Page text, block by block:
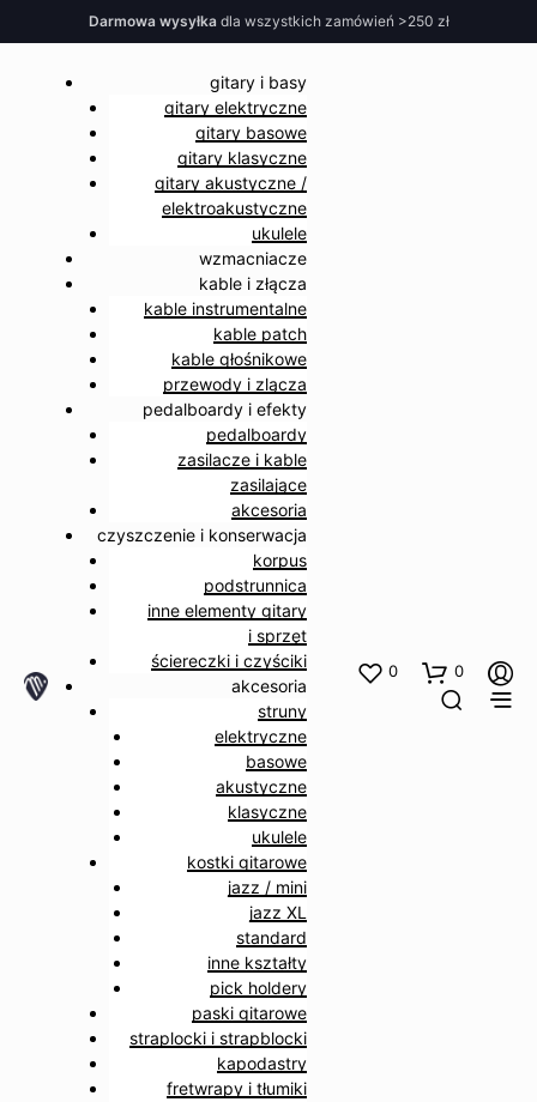
Darmowa wysyłka dla wszystkich zamówień >250 zł
gitary i basy
gitary elektryczne
gitary basowe
gitary klasyczne
gitary akustyczne /
elektroakustyczne
ukulele
wzmacniacze
kable i złącza
kable instrumentalne
kable patch
kable głośnikowe
przewody i zlącza
pedalboardy i efekty
pedalboardy
zasilacze i kable
zasilające
akcesoria
czyszczenie i konserwacja
korpus
podstrunnica
inne elementy gitary
i sprzęt
ściereczki i czyściki
akcesoria
struny
elektryczne
basowe
akustyczne
klasyczne
ukulele
kostki gitarowe
jazz / mini
jazz XL
standard
inne kształty
pick holdery
paski gitarowe
straplocki i strapblocki
kapodastry
fretwrapy i tłumiki
0 0